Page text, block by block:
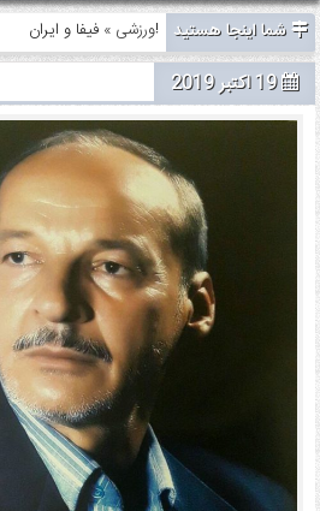
شما اینجا هستید ورزشی» فیفا و ایران!
19 اکتبر 2019